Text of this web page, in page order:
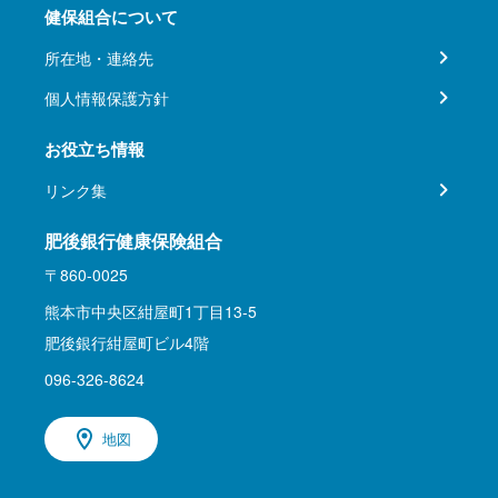
健保組合について
所在地・連絡先
個人情報保護方針
お役立ち情報
リンク集
肥後銀行健康保険組合
〒860-0025
熊本市中央区紺屋町1丁目13-5
肥後銀行紺屋町ビル4階
096-326-8624
地図